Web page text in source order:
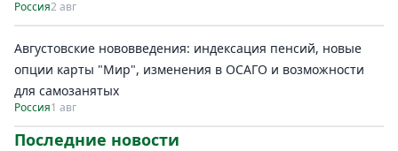
Россия2 авг
Августовские нововведения: индексация пенсий, новые
опции карты "Мир", изменения в ОСАГО и возможности
для самозанятых
Россия1 авг
Последние новости